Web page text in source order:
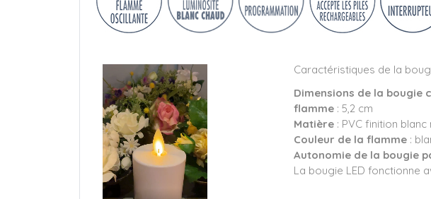
Caractéristiques de la
Dimensions de la bougie
flamme : 5,2 cm
Matière : PVC finition blanc
Couleur de la flamme :
Autonomie de la bougie
La bougie LED fonctionne